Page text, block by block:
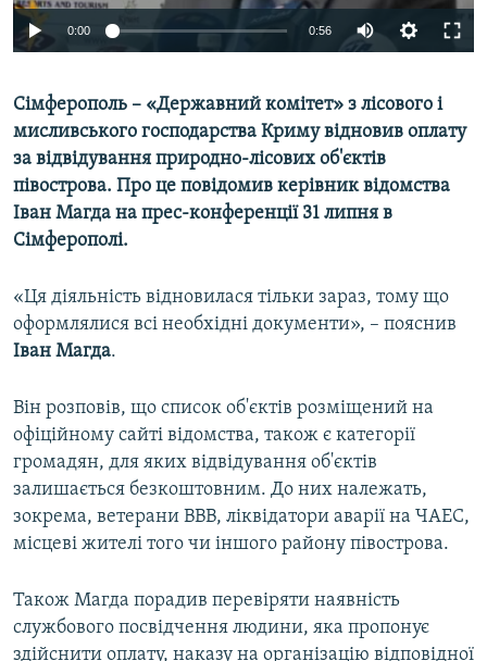
ІНФОГРАФІКА
ДОЛУЧАЙСЯ!
Усі сайти RFE/RL
0:00 0:56
Сімферополь – «Державний комітет» з лісового і
мисливського господарства Криму відновив оплату
за відвідування природно-лісових об'єктів
півострова. Про це повідомив керівник відомства
Іван Магда на прес-конференції 31 липня в
Сімферополі.
«Ця діяльність відновилася тільки зараз, тому що
оформлялися всі необхідні документи», – пояснив
Іван Магда.
Він розповів, що список об'єктів розміщений на
офіційному сайті відомства, також є категорії
громадян, для яких відвідування об'єктів
залишається безкоштовним. До них належать,
зокрема, ветерани ВВВ, ліквідатори аварії на ЧАЕС,
місцеві жителі того чи іншого району півострова.
Також Магда порадив перевіряти наявність
службового посвідчення людини, яка пропонує
здійснити оплату, наказу на організацію відповідної